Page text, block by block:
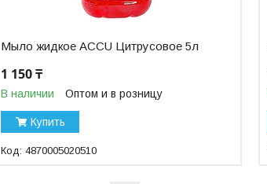
Мыло жидкое ACCU Цитрусовое 5л
1 150 ₸
В наличии Оптом и в розницу
Купить
4870005020510